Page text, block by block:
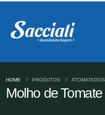
Molho de Tomate
HOME PRODUTOS ATOMATADOS